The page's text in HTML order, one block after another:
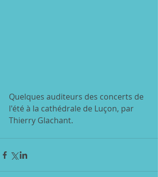
Quelques auditeurs des concerts de
l'été à la cathédrale de Luçon, par
Thierry Glachant.